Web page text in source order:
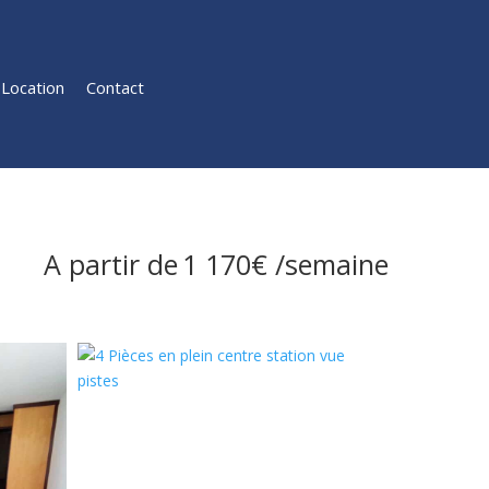
Location Contact
A partir de 1 170€ /semaine